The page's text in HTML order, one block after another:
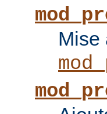
Mise